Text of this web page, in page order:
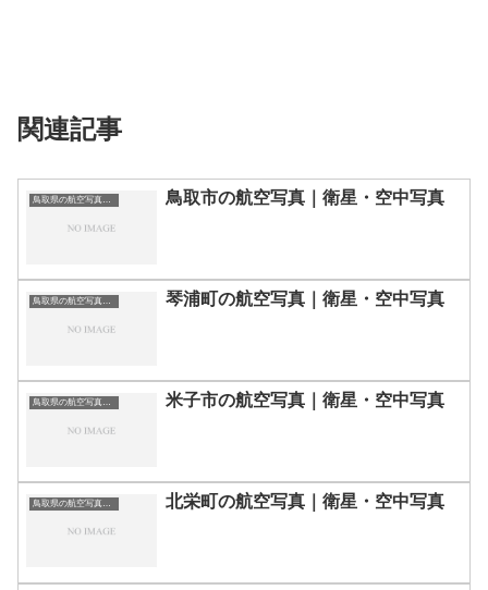
関連記事
鳥取県の航空写真・空中写真 鳥取市の航空写真｜衛星・空中写真
鳥取県の航空写真・空中写真 琴浦町の航空写真｜衛星・空中写真
鳥取県の航空写真・空中写真 米子市の航空写真｜衛星・空中写真
鳥取県の航空写真・空中写真 北栄町の航空写真｜衛星・空中写真